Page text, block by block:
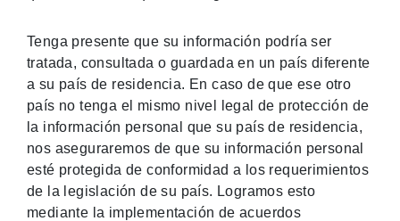
Tenga presente que su información podría ser
tratada, consultada o guardada en un país diferente
a su país de residencia. En caso de que ese otro
país no tenga el mismo nivel legal de protección de
la información personal que su país de residencia,
nos aseguraremos de que su información personal
esté protegida de conformidad a los requerimientos
de la legislación de su país. Logramos esto
mediante la implementación de acuerdos